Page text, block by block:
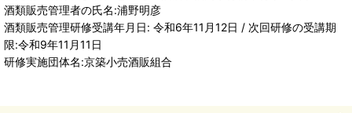
酒類販売管理者の氏名:浦野明彦
酒類販売管理研修受講年月日: 令和6年11月12日 / 次回研修の受講期
限:令和9年11月11日
研修実施団体名:京築小売酒販組合